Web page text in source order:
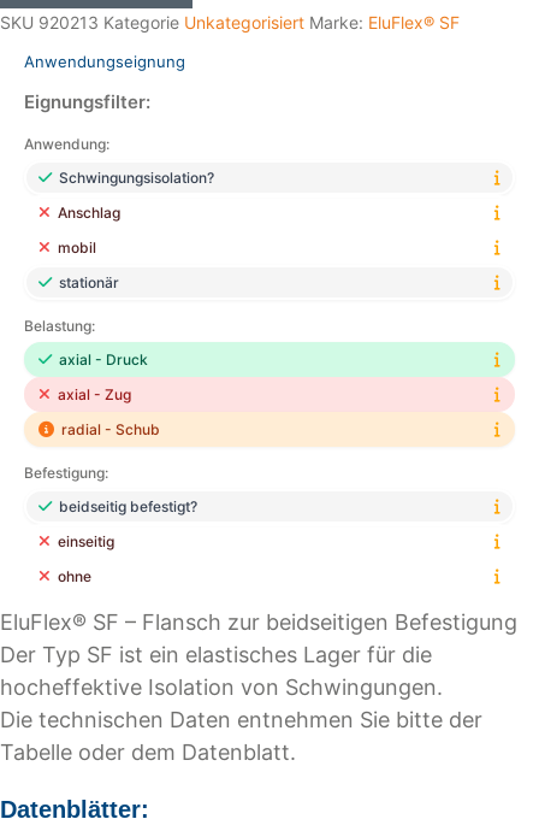
SKU 920213 Kategorie Unkategorisiert Marke: EluFlex® SF
Anwendungseignung
Eignungsfilter:
Anwendung:
Schwingungsisolation?
Anschlag
mobil
stationär
Belastung:
axial - Druck
axial - Zug
radial - Schub
Befestigung:
beidseitig befestigt?
einseitig
ohne
EluFlex® SF – Flansch zur beidseitigen Befestigung
Der Typ SF ist ein elastisches Lager für die
hocheffektive Isolation von Schwingungen.
Die technischen Daten entnehmen Sie bitte der
Tabelle oder dem Datenblatt.
Datenblätter: